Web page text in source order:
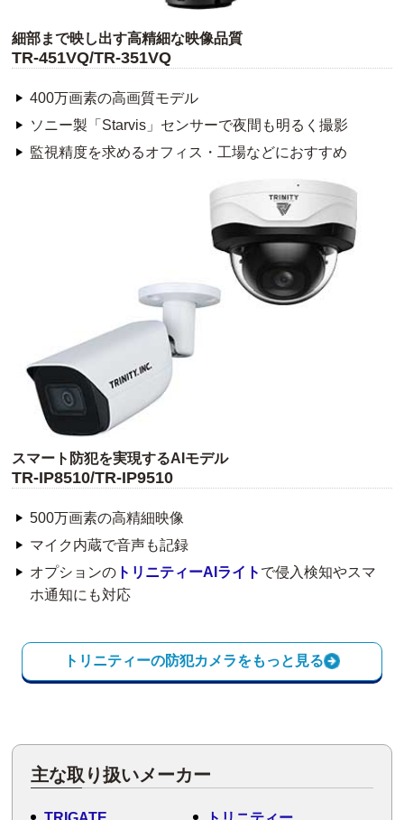
細部まで映し出す高精細な映像品質
TR-451VQ/TR-351VQ
400万画素の高画質モデル
ソニー製「Starvis」センサーで夜間も明るく撮影
監視精度を求めるオフィス・工場などにおすすめ
スマート防犯を実現するAIモデル
TR-IP8510/TR-IP9510
500万画素の高精細映像
マイク内蔵で音声も記録
オプションの トリニティーAIライト で侵入検知やスマ
ホ通知にも対応
トリニティーの防犯カメラをもっと見る
主な取り扱いメーカー